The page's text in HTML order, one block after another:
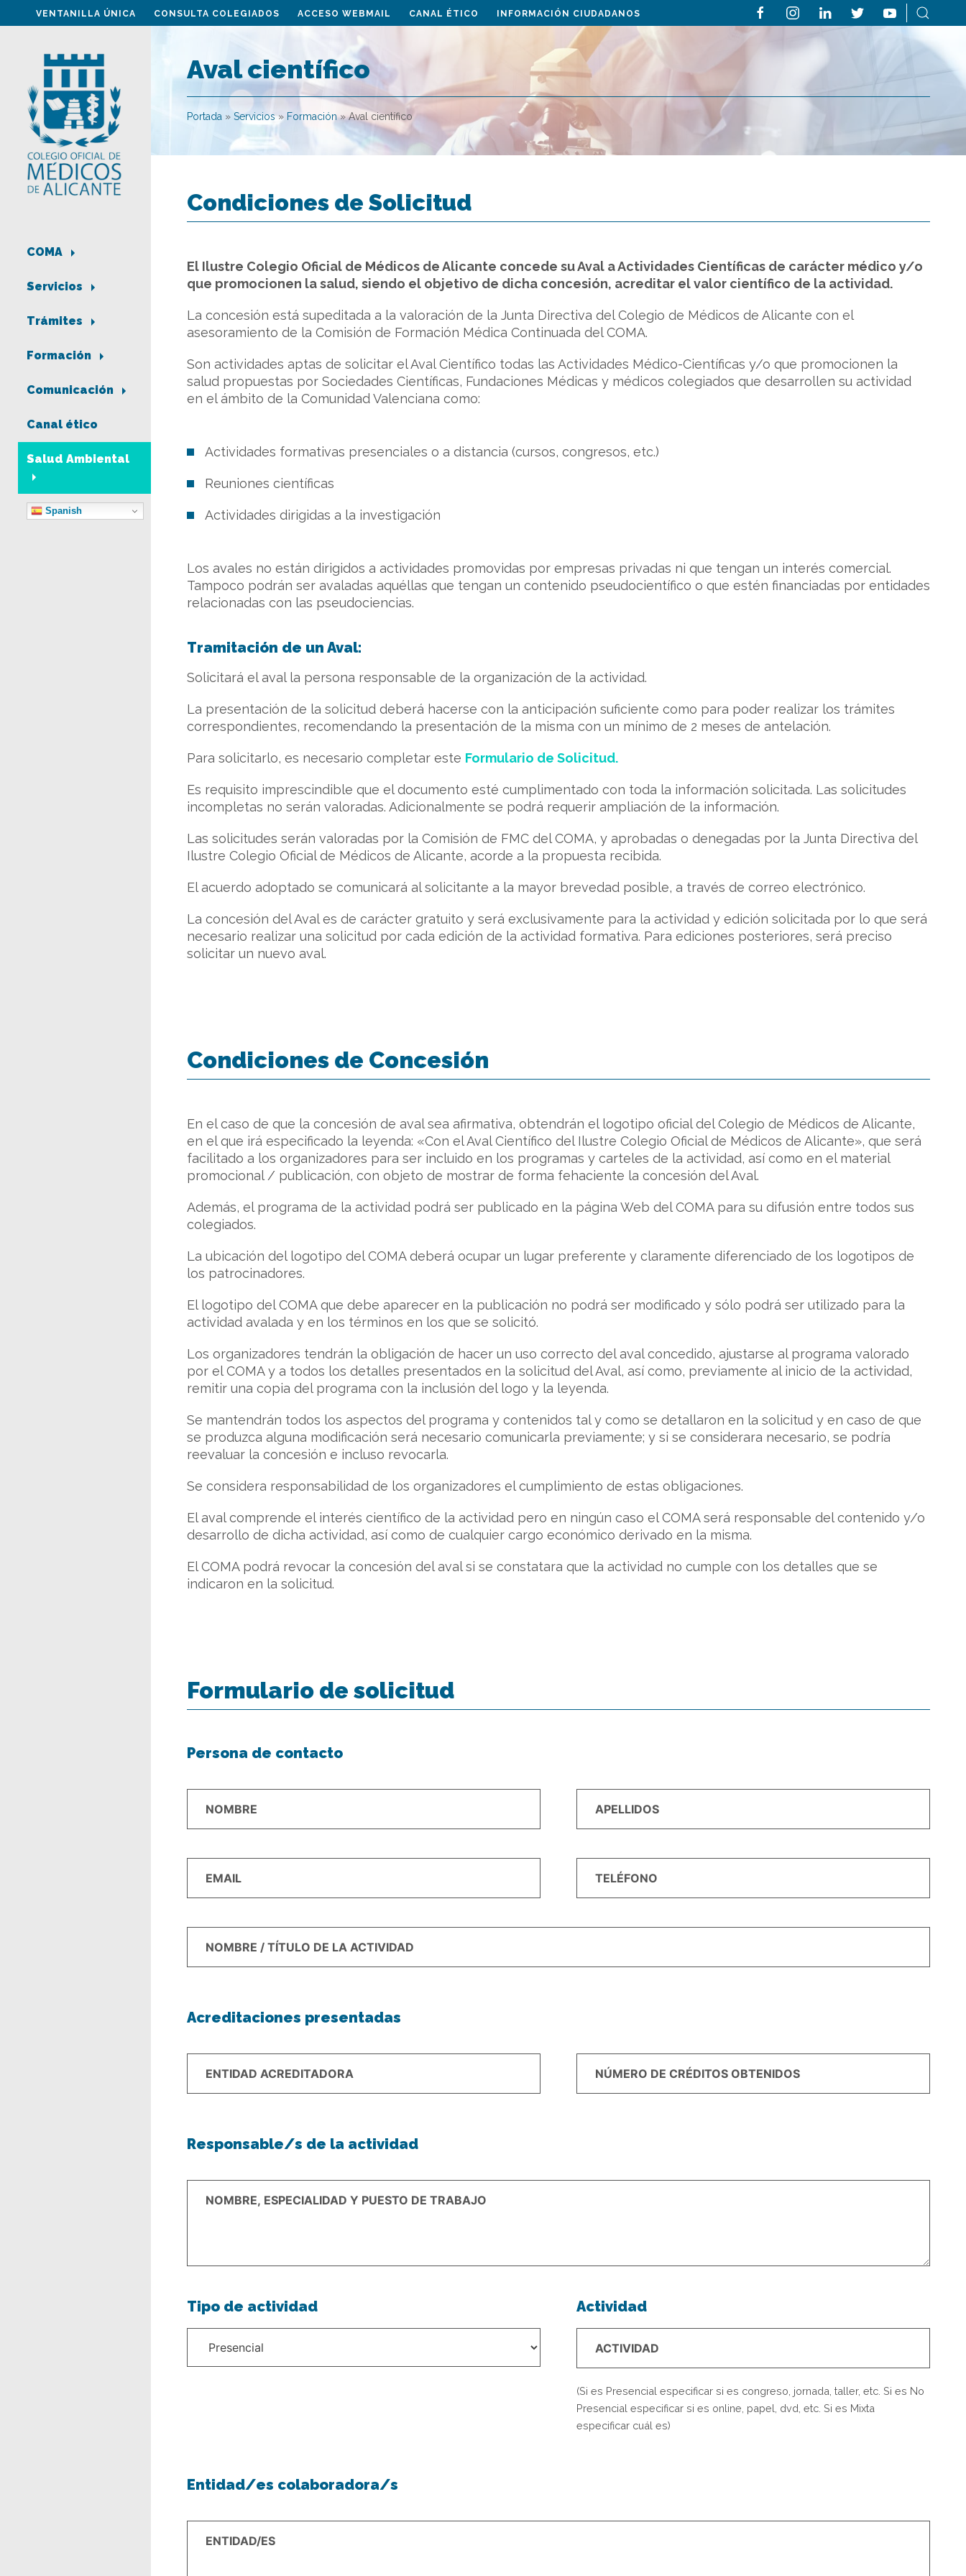
VENTANILLA ÚNICA CONSULTA COLEGIADOS ACCESO WEBMAIL CANAL ÉTICO INFORMACIÓN CIUDADANOS
COMA
Servicios
Trámites
Formación
Comunicación
Canal ético
Salud Ambiental
Spanish
Aval científico
Portada » Servicios» Formación»Aval científico
Condiciones de Solicitud
El Ilustre Colegio Oficial de Médicos de Alicante concede su Aval a Actividades Científicas de carácter médico y/o
que promocionen la salud, siendo el objetivo de dicha concesión, acreditar el valor científico de la actividad.
La concesión está supeditada a la valoración de la Junta Directiva del Colegio de Médicos de Alicante con el
asesoramiento de la Comisión de Formación Médica Continuada del COMA.
Son actividades aptas de solicitar el Aval Científico todas las Actividades Médico-Científicas y/o que promocionen la
salud propuestas por Sociedades Científicas, Fundaciones Médicas y médicos colegiados que desarrollen su actividad
en el ámbito de la Comunidad Valenciana como:
Actividades formativas presenciales o a distancia (cursos, congresos, etc.)
Reuniones científicas
Actividades dirigidas a la investigación
Los avales no están dirigidos a actividades promovidas por empresas privadas ni que tengan un interés comercial.
Tampoco podrán ser avaladas aquéllas que tengan un contenido pseudocientífico o que estén financiadas por entidades
relacionadas con las pseudociencias.
Tramitación de un Aval:
Solicitará el aval la persona responsable de la organización de la actividad.
La presentación de la solicitud deberá hacerse con la anticipación suficiente como para poder realizar los trámites
correspondientes, recomendando la presentación de la misma con un mínimo de 2 meses de antelación.
Para solicitarlo, es necesario completar este Formulario de Solicitud.
Es requisito imprescindible que el documento esté cumplimentado con toda la información solicitada. Las solicitudes
incompletas no serán valoradas. Adicionalmente se podrá requerir ampliación de la información.
Las solicitudes serán valoradas por la Comisión de FMC del COMA, y aprobadas o denegadas por la Junta Directiva del
Ilustre Colegio Oficial de Médicos de Alicante, acorde a la propuesta recibida.
El acuerdo adoptado se comunicará al solicitante a la mayor brevedad posible, a través de correo electrónico.
La concesión del Aval es de carácter gratuito y será exclusivamente para la actividad y edición solicitada por lo que será
necesario realizar una solicitud por cada edición de la actividad formativa. Para ediciones posteriores, será preciso
solicitar un nuevo aval.
Condiciones de Concesión
En el caso de que la concesión de aval sea afirmativa, obtendrán el logotipo oficial del Colegio de Médicos de Alicante,
en el que irá especificado la leyenda: «Con el Aval Científico del Ilustre Colegio Oficial de Médicos de Alicante», que será
facilitado a los organizadores para ser incluido en los programas y carteles de la actividad, así como en el material
promocional / publicación, con objeto de mostrar de forma fehaciente la concesión del Aval.
Además, el programa de la actividad podrá ser publicado en la página Web del COMA para su difusión entre todos sus
colegiados.
La ubicación del logotipo del COMA deberá ocupar un lugar preferente y claramente diferenciado de los logotipos de
los patrocinadores.
El logotipo del COMA que debe aparecer en la publicación no podrá ser modificado y sólo podrá ser utilizado para la
actividad avalada y en los términos en los que se solicitó.
Los organizadores tendrán la obligación de hacer un uso correcto del aval concedido, ajustarse al programa valorado
por el COMA y a todos los detalles presentados en la solicitud del Aval, así como, previamente al inicio de la actividad,
remitir una copia del programa con la inclusión del logo y la leyenda.
Se mantendrán todos los aspectos del programa y contenidos tal y como se detallaron en la solicitud y en caso de que
se produzca alguna modificación será necesario comunicarla previamente; y si se considerara necesario, se podría
reevaluar la concesión e incluso revocarla.
Se considera responsabilidad de los organizadores el cumplimiento de estas obligaciones.
El aval comprende el interés científico de la actividad pero en ningún caso el COMA será responsable del contenido y/o
desarrollo de dicha actividad, así como de cualquier cargo económico derivado en la misma.
El COMA podrá revocar la concesión del aval si se constatara que la actividad no cumple con los detalles que se
indicaron en la solicitud.
Formulario de solicitud
Persona de contacto
Acreditaciones presentadas
Responsable/s de la actividad
Tipo de actividad Actividad
(Si es Presencial especificar si es congreso, jornada, taller, etc. Si es No
Presencial especificar si es online, papel, dvd, etc. Si es Mixta
especificar cuál es)
Entidad/es colaboradora/s